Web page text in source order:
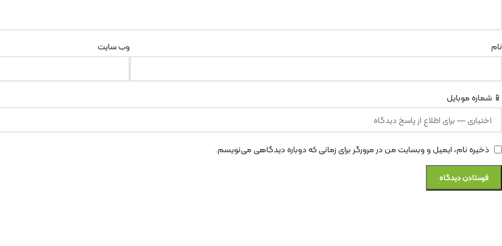
نام وب‌ سایت
📱 شماره موبایل
ذخیره نام، ایمیل و وبسایت من در مرورگر برای زمانی که دوباره دیدگاهی می‌نویسم.